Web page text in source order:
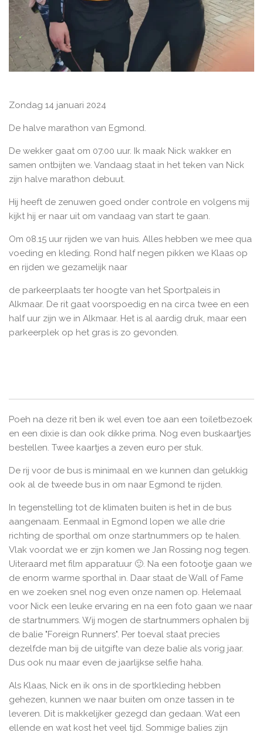
Zondag 14 januari 2024
De halve marathon van Egmond.
De wekker gaat om 07.00 uur. Ik maak Nick wakker en
samen ontbijten we. Vandaag staat in het teken van Nick
zijn halve marathon debuut.
Hij heeft de zenuwen goed onder controle en volgens mij
kijkt hij er naar uit om vandaag van start te gaan.
Om 08.15 uur rijden we van huis. Alles hebben we mee qua
voeding en kleding. Rond half negen pikken we Klaas op
en rijden we gezamelijk naar
de parkeerplaats ter hoogte van het Sportpaleis in
Alkmaar. De rit gaat voorspoedig en na circa twee en een
half uur zijn we in Alkmaar. Het is al aardig druk, maar een
parkeerplek op het gras is zo gevonden.
Poeh na deze rit ben ik wel even toe aan een toiletbezoek
en een dixie is dan ook dikke prima. Nog even buskaartjes
bestellen. Twee kaartjes a zeven euro per stuk.
De rij voor de bus is minimaal en we kunnen dan gelukkig
ook al de tweede bus in om naar Egmond te rijden.
In tegenstelling tot de klimaten buiten is het in de bus
aangenaam. Eenmaal in Egmond lopen we alle drie
richting de sporthal om onze startnummers op te halen.
Vlak voordat we er zijn komen we Jan Rossing nog tegen.
Uiteraard met film apparatuur 🙂. Na een fotootje gaan we
de enorm warme sporthal in. Daar staat de Wall of Fame
en we zoeken snel nog even onze namen op. Helemaal
voor Nick een leuke ervaring en na een foto gaan we naar
de startnummers. Wij mogen de startnummers ophalen bij
de balie "Foreign Runners". Per toeval staat precies
dezelfde man bij de uitgifte van deze balie als vorig jaar.
Dus ook nu maar even de jaarlijkse selfie haha.
Als Klaas, Nick en ik ons in de sportkleding hebben
gehezen, kunnen we naar buiten om onze tassen in te
leveren. Dit is makkelijker gezegd dan gedaan. Wat een
ellende en wat kost het veel tijd. Sommige balies zijn